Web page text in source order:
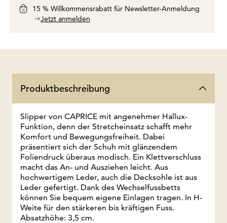
15 % Willkommensrabatt für Newsletter-Anmeldung
Jetzt anmelden
Produktbeschreibung
Slipper von CAPRICE mit angenehmer Hallux-
Funktion, denn der Stretcheinsatz schafft mehr
Komfort und Bewegungsfreiheit. Dabei
präsentiert sich der Schuh mit glänzendem
Foliendruck überaus modisch. Ein Klettverschluss
macht das An- und Ausziehen leicht. Aus
hochwertigem Leder, auch die Decksohle ist aus
Leder gefertigt. Dank des Wechselfussbetts
können Sie bequem eigene Einlagen tragen. In H-
Weite für den stärkeren bis kräftigen Fuss.
Absatzhöhe: 3,5 cm.